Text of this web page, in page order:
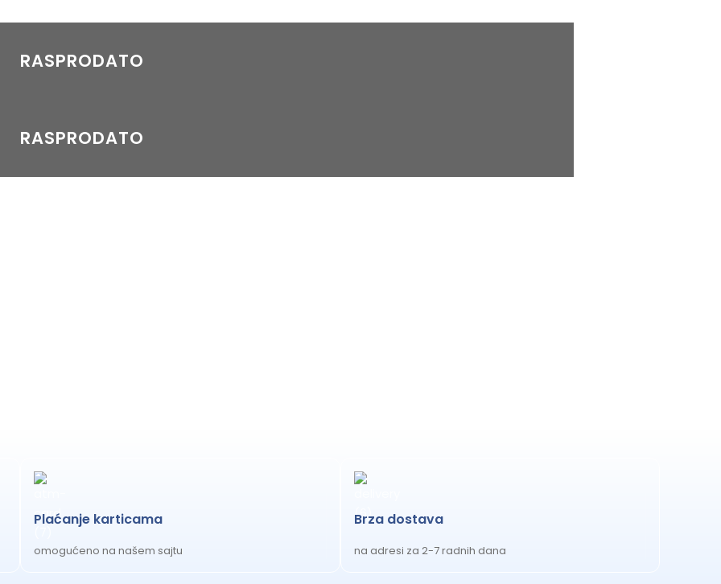
Plaćanje karticama
omogućeno na našem sajtu
Brza dostava
na adresi za 2-7 radnih dana